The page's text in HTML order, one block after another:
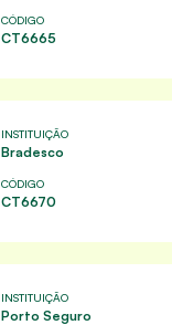
CÓDIGO
CT6665
INSTITUIÇÃO
Bradesco
CÓDIGO
CT6670
INSTITUIÇÃO
Porto Seguro